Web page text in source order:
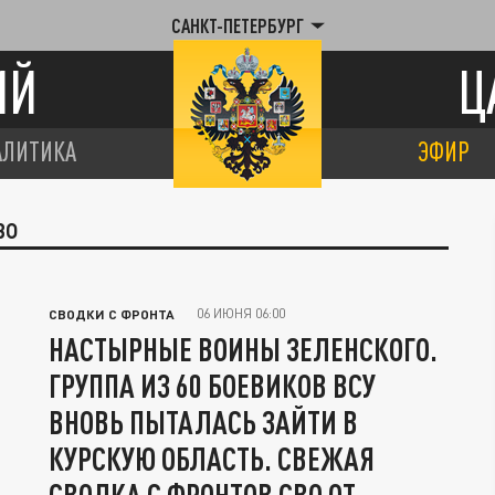
САНКТ-ПЕТЕРБУРГ
ЭФИР
СВОДКИ С ФРОНТА 06 ИЮНЯ 06:00
НАСТЫРНЫЕ ВОИНЫ ЗЕЛЕНСКОГО.
ГРУППА ИЗ 60 БОЕВИКОВ ВСУ
ВНОВЬ ПЫТАЛАСЬ ЗАЙТИ В
КУРСКУЮ ОБЛАСТЬ. СВЕЖАЯ